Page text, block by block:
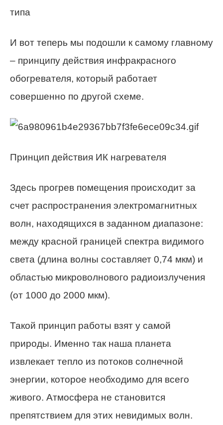
типа
И вот теперь мы подошли к самому главному
– принципу действия инфракрасного
обогревателя, который работает
совершенно по другой схеме.
Принцип действия ИК нагревателя
Здесь прогрев помещения происходит за
счет распространения электромагнитных
волн, находящихся в заданном диапазоне:
между красной границей спектра видимого
света (длина волны составляет 0,74 мкм) и
областью микроволнового радиоизлучения
(от 1000 до 2000 мкм).
Такой принцип работы взят у самой
природы. Именно так наша планета
извлекает тепло из потоков солнечной
энергии, которое необходимо для всего
живого. Атмосфера не становится
препятствием для этих невидимых волн.